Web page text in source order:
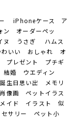
ー iPhoneケース ア
ン オーダーペッ
うさぎ ハムス
いい おしゃれ オ
レゼント プチギ
結婚 ウエディン
日思い出 メモリ
画 ペットイラス
イド イラスト 似
サリー ペット小